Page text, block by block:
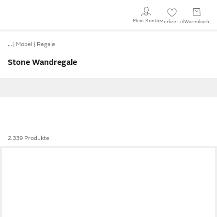
Mein KontoMerkzettel Warenkorb
… Möbel Regale
Stone Wandregale
2.339 Produkte